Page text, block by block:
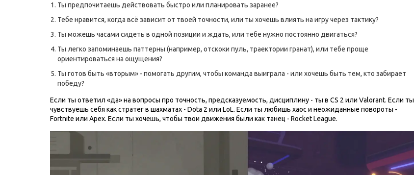
Ты предпочитаешь действовать быстро или планировать заранее?
Тебе нравится, когда всё зависит от твоей точности, или ты хочешь влиять на игру через тактику?
Ты можешь часами сидеть в одной позиции и ждать, или тебе нужно постоянно двигаться?
Ты легко запоминаешь паттерны (например, отскоки пуль, траектории гранат), или тебе проще
ориентироваться на ощущения?
Ты готов быть «вторым» - помогать другим, чтобы команда выиграла - или хочешь быть тем, кто забирает
победу?
Если ты ответил «да» на вопросы про точность, предсказуемость, дисциплину - ты в CS 2 или Valorant. Если ты
чувствуешь себя как стратег в шахматах - Dota 2 или LoL. Если ты любишь хаос и неожиданные повороты -
Fortnite или Apex. Если ты хочешь, чтобы твои движения были как танец - Rocket League.